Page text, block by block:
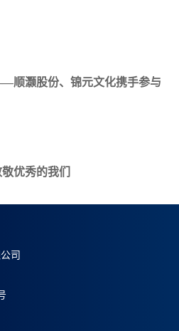
顺灏股份、锦元文化携手参与
优秀的我们
司